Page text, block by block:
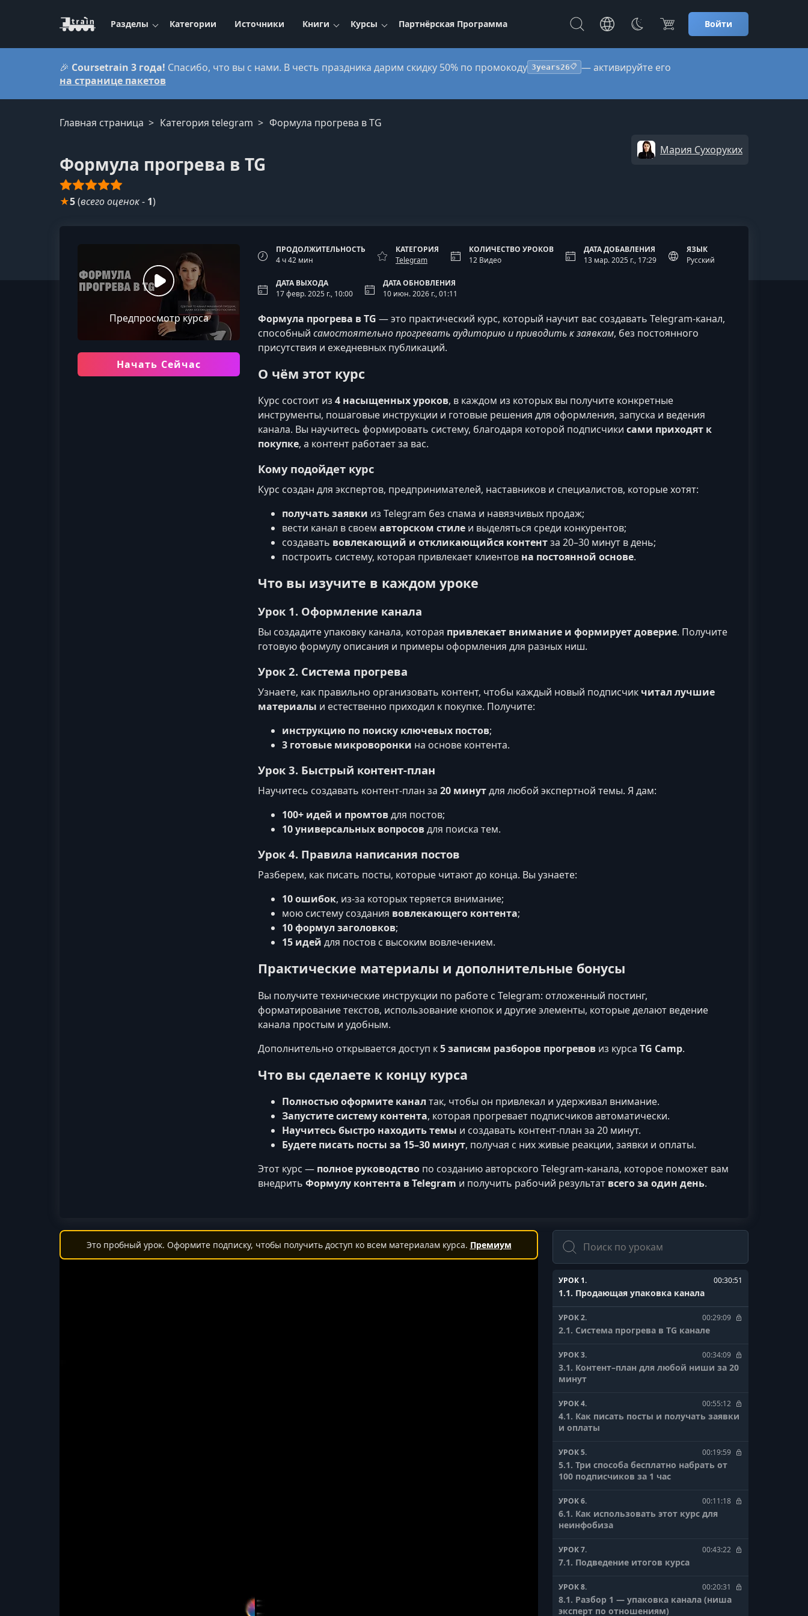
Разделы Категории Источники Книги Курсы Партнёрская Программа Войти
🎉 Coursetrain 3 года! Спасибо, что вы с нами. В честь праздника дарим скидку 50% по промокоду 3years26📋 — активируйте его
на странице пакетов
Главная страница Категория telegram Формула прогрева в TG
Формула прогрева в TG
Мария Сухоруких
★5(всего оценок- 1)
Предпросмотр курса
Начать Сейчас
ПРОДОЛЖИТЕЛЬНОСТЬ
4 ч 42 мин
КАТЕГОРИЯ
Telegram
КОЛИЧЕСТВО УРОКОВ
12 Видео
ДАТА ДОБАВЛЕНИЯ
13 мар. 2025 г., 17:29
ЯЗЫК
Русский
ДАТА ВЫХОДА
17 февр. 2025 г., 10:00
ДАТА ОБНОВЛЕНИЯ
10 июн. 2026 г., 01:11
Формула прогрева в TG — это практический курс, который научит вас создавать Telegram‑канал,
способный самостоятельно прогревать аудиторию и приводить к заявкам, без постоянного
присутствия и ежедневных публикаций.
О чём этот курс
Курс состоит из 4 насыщенных уроков, в каждом из которых вы получите конкретные
инструменты, пошаговые инструкции и готовые решения для оформления, запуска и ведения
канала. Вы научитесь формировать систему, благодаря которой подписчики сами приходят к
покупке, а контент работает за вас.
Кому подойдет курс
Курс создан для экспертов, предпринимателей, наставников и специалистов, которые хотят:
получать заявки из Telegram без спама и навязчивых продаж;
вести канал в своем авторском стиле и выделяться среди конкурентов;
создавать вовлекающий и откликающийся контентза 20–30 минут в день;
построить систему, которая привлекает клиентов на постоянной основе.
Что вы изучите в каждом уроке
Урок 1. Оформление канала
Вы создадите упаковку канала, которая привлекает внимание и формирует доверие. Получите
готовую формулу описания и примеры оформления для разных ниш.
Урок 2. Система прогрева
Узнаете, как правильно организовать контент, чтобы каждый новый подписчик читал лучшие
материалы и естественно приходил к покупке. Получите:
инструкцию по поиску ключевых постов;
3 готовые микроворонки на основе контента.
Урок 3. Быстрый контент‑план
Научитесь создавать контент‑план за 20 минутдля любой экспертной темы. Я дам:
100+ идей и промтовдля постов;
10 универсальных вопросовдля поиска тем.
Урок 4. Правила написания постов
Разберем, как писать посты, которые читают до конца. Вы узнаете:
10 ошибок, из-за которых теряется внимание;
мою систему создания вовлекающего контента;
10 формул заголовков;
15 идей для постов с высоким вовлечением.
Практические материалы и дополнительные бонусы
Вы получите технические инструкции по работе с Telegram: отложенный постинг,
форматирование текстов, использование кнопок и другие элементы, которые делают ведение
канала простым и удобным.
Дополнительно открывается доступ к5 записям разборов прогревов из курса TG Camp.
Что вы сделаете к концу курса
Полностью оформите канал так, чтобы он привлекал и удерживал внимание.
Запустите систему контента, которая прогревает подписчиков автоматически.
Научитесь быстро находить темы и создавать контент‑план за 20 минут.
Будете писать посты за 15–30 минут, получая с них живые реакции, заявки и оплаты.
Этот курс — полное руководство по созданию авторского Telegram‑канала, которое поможет вам
внедрить Формулу контента в Telegram и получить рабочий результат всего за один день.
Это пробный урок. Оформите подписку, чтобы получить доступ ко всем материалам курса. Премиум
Поиск
УРОК 1. 00:30:51
1.1. Продающая упаковка канала
УРОК 2. 00:29:09
2.1. Система прогрева в TG канале
УРОК 3. 00:34:09
3.1. Контент–план для любой ниши за 20
минут
УРОК 4. 00:55:12
4.1. Как писать посты и получать заявки
и оплаты
УРОК 5. 00:19:59
5.1. Три способа бесплатно набрать от
100 подписчиков за 1 час
УРОК 6. 00:11:18
6.1. Как использовать этот курс для
неинфобиза
УРОК 7. 00:43:22
7.1. Подведение итогов курса
УРОК 8. 00:20:31
8.1. Разбор 1 — упаковка канала (ниша
эксперт по отношениям)